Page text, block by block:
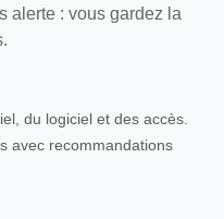
alerte : vous gardez la
du logiciel et des accès.
avec recommandations